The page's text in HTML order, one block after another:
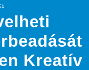
Kreatív